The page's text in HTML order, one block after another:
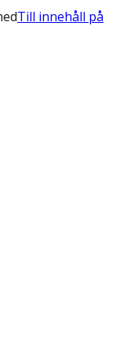
Till innehåll på